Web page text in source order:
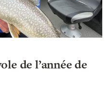
de l’année de